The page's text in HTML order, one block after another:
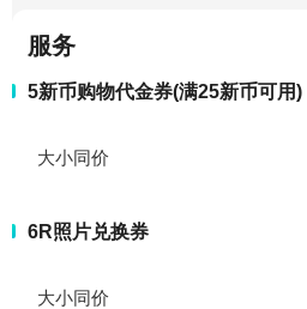
服务
5新币购物代金券(满25新币可用)
大小同价
6R照片兑换券
大小同价